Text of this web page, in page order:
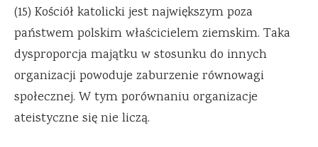
(15) Kościół katolicki jest największym poza
państwem polskim właścicielem ziemskim. Taka
dysproporcja majątku w stosunku do innych
organizacji powoduje zaburzenie równowagi
społecznej. W tym porównaniu organizacje
ateistyczne się nie liczą.